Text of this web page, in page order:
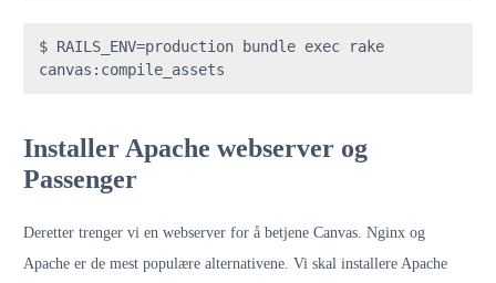
$ RAILS_ENV=production bundle exec rake
canvas:compile_assets
Installer Apache webserver og
Passenger
Deretter trenger vi en webserver for å betjene Canvas. Nginx og
Apache er de mest populære alternativene. Vi skal installere Apache